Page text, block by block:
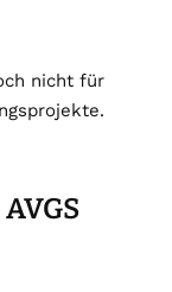
nicht für